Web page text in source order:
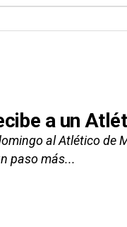
a un
al Atlético de
paso más...